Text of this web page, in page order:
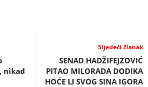
nikad
Sljedeći članak
SENAD HADŽIFEJZOVIĆ
PITAO MILORADA DODIKA
HOĆE LI SVOG SINA IGORA